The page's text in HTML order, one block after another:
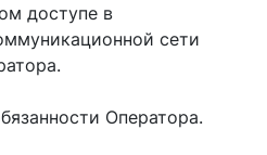
доступе в
сети
Оператора.